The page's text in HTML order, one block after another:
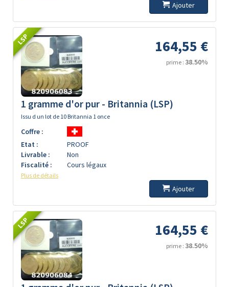
Ajouter
LSP 164,55 €
prime : 38.50%
1 gramme d'or pur - Britannia (LSP)
Issu d un lot de 10 Britannia 1 once
Coffre :
Etat :
PROOF
Livrable :
Non
Fiscalité :
Cours légaux
Plus de détails
Ajouter
LSP 164,55 €
prime : 38.50%